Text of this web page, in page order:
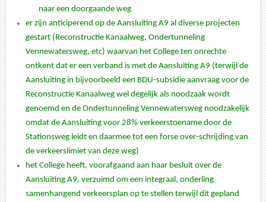
naar een doorgaande weg
er zijn anticiperend op de Aansluiting A9 al diverse projecten
gestart (Reconstructie Kanaalweg, Ondertunneling
Vennewatersweg, etc) waarvan het College ten onrechte
ontkent dat er een verband is met de Aansluiting A9 (terwijl de
Aansluiting in bijvoorbeeld een BDU-subsidie aanvraag voor de
Reconstructie Kanaalweg wel degelijk als noodzaak wordt
genoemd en de Ondertunneling Vennewatersweg noodzakelijk
omdat de Aansluiting voor 28% verkeerstoename door de
Stationsweg leidt en daarmee tot een forse over-schrijding van
de verkeerslimiet van deze weg)
het College heeft, voorafgaand aan haar besluit over de
Aansluiting A9, verzuimd om een integraal, onderling
samenhangend verkeersplan op te stellen terwijl dit gepland